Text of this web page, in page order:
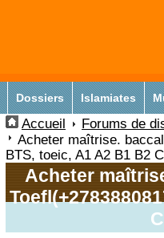
Dossiers Islamiates
Accueil
Forums de
Acheter maîtrise.
BTS, toeic, A1 A2 B1 B2
Acheter